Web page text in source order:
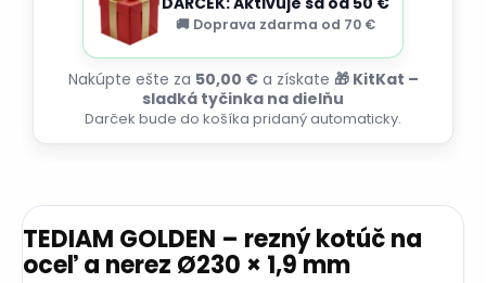
🚚 Doprava zdarma od 70 €
Nakúpte ešte za 50,00 €a získate 🎁 KitKat –
sladká tyčinka na dielňu
Darček bude do košíka pridaný automaticky.
TEDIAM GOLDEN – rezný kotúč na
oceľ a nerez Ø230 × 1,9 mm